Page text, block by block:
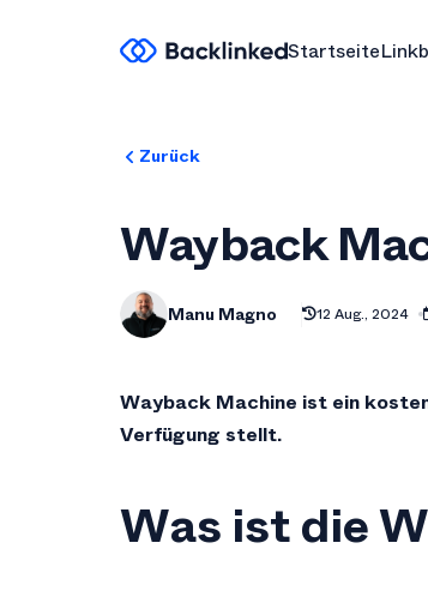
Startseite
Zurück
Wayback
Manu Magno 12 Aug., 2024
Wayback Machine ist ein
Verfügung stellt.
Was ist die